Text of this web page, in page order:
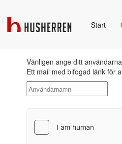
Start
Vänligen ange ditt
Ett mail med bifogad länk för